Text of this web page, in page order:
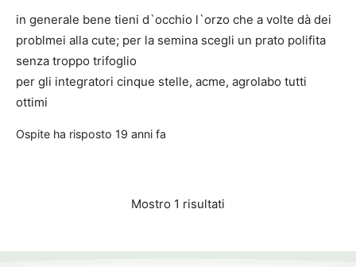
in generale bene tieni d`occhio l`orzo che a volte dà dei
problmei alla cute; per la semina scegli un prato polifita
senza troppo trifoglio
per gli integratori cinque stelle, acme, agrolabo tutti
ottimi
Ospite ha risposto 19 anni fa
Mostro 1 risultati